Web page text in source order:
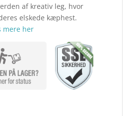
af kreativ leg, hvor
elskede kæphest.
mere her